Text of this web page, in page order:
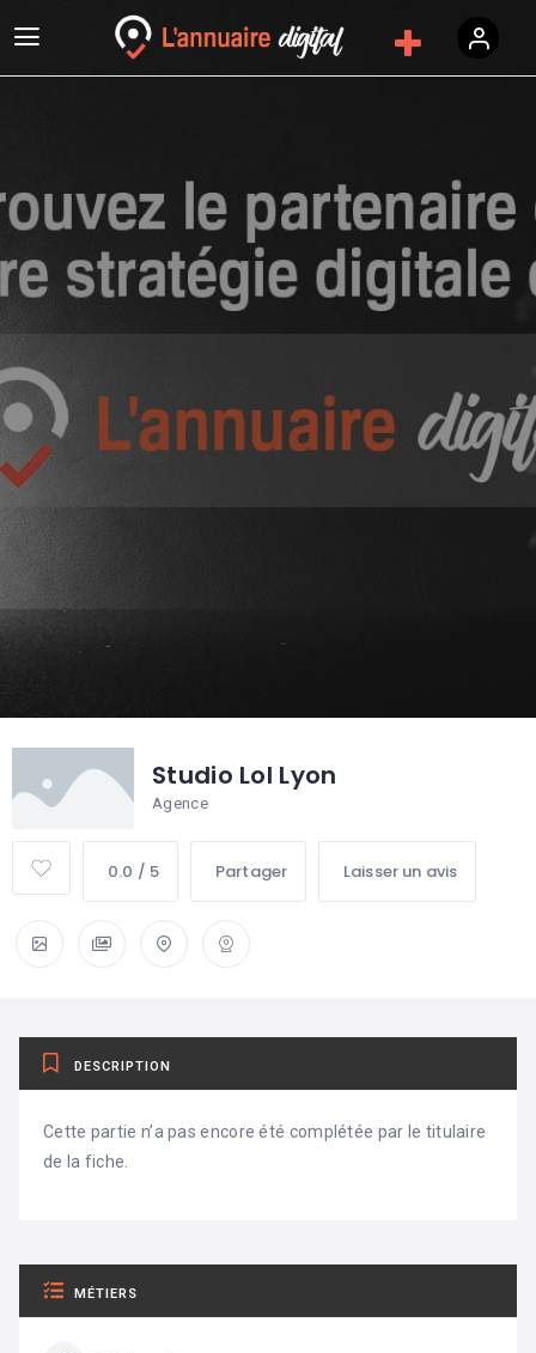
Studio Lol Lyon
Agence
0.0 / 5 Partager Laisser un avis
DESCRIPTION
Cette partie n’a pas encore été complétée par le titulaire
de la fiche.
MÉTIERS